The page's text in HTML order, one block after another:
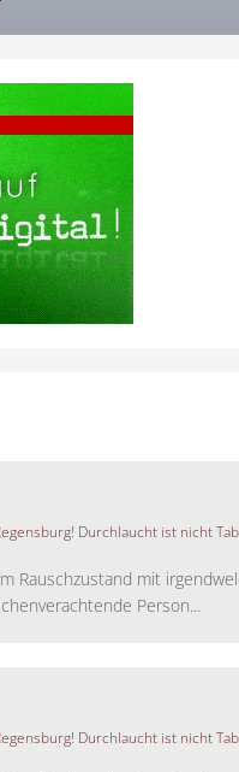
Durchlaucht ist nicht
Rauschzustand mit
Person...
Durchlaucht ist nicht